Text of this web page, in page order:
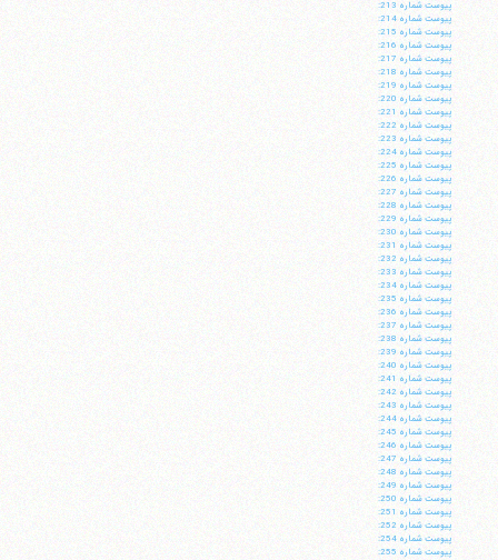
پيوست شماره 213:
پيوست شماره 214:
پيوست شماره 215:
پيوست شماره 216:
پيوست شماره 217:
پيوست شماره 218:
پيوست شماره 219:
پيوست شماره 220:
پيوست شماره 221:
پيوست شماره 222:
پيوست شماره 223:
پيوست شماره 224:
پيوست شماره 225:
پيوست شماره 226:
پيوست شماره 227:
پيوست شماره 228:
پيوست شماره 229:
پيوست شماره 230:
پيوست شماره 231:
پيوست شماره 232:
پيوست شماره 233:
پيوست شماره 234:
پيوست شماره 235:
پيوست شماره 236:
پيوست شماره 237:
پيوست شماره 238:
پيوست شماره 239:
پيوست شماره 240:
پيوست شماره 241:
پيوست شماره 242:
پيوست شماره 243:
پيوست شماره 244:
پيوست شماره 245:
پيوست شماره 246:
پيوست شماره 247:
پيوست شماره 248:
پيوست شماره 249:
پيوست شماره 250:
پيوست شماره 251:
پيوست شماره 252:
پيوست شماره 254:
پيوست شماره 255: